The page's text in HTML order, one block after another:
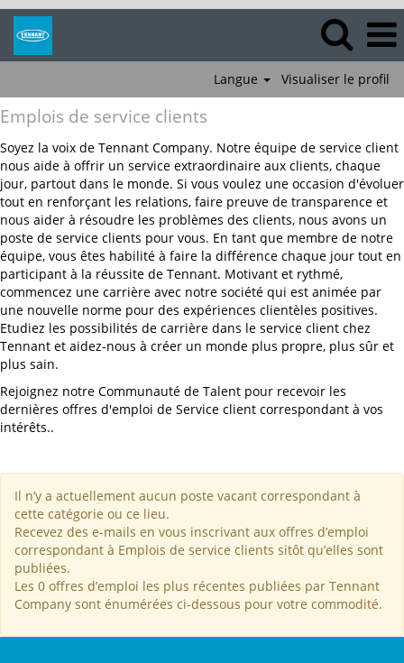
Langue Visualiser le profil
Emplois
de
service
clients
Emplois de service clients
Soyez la voix de Tennant Company. Notre équipe de service client
nous aide à offrir un service extraordinaire aux clients, chaque
jour, partout dans le monde. Si vous voulez une occasion d'évoluer
tout en renforçant les relations, faire preuve de transparence et
nous aider à résoudre les problèmes des clients, nous avons un
poste de service clients pour vous. En tant que membre de notre
équipe, vous êtes habilité à faire la différence chaque jour tout en
participant à la réussite de Tennant. Motivant et rythmé,
commencez une carrière avec notre société qui est animée par
une nouvelle norme pour des expériences clientèles positives.
Etudiez les possibilités de carrière dans le service client chez
Tennant et aidez-nous à créer un monde plus propre, plus sûr et
plus sain.
Rejoignez notre Communauté de Talent pour recevoir les
dernières offres d'emploi de Service client correspondant à vos
intérêts..
Il n’y a actuellement aucun poste vacant correspondant à
cette catégorie ou ce lieu.
Recevez des e-mails en vous inscrivant aux offres d’emploi
correspondant à Emplois de service clients sitôt qu’elles sont
publiées.
Les 0 offres d’emploi les plus récentes publiées par Tennant
Company sont énumérées ci-dessous pour votre commodité.